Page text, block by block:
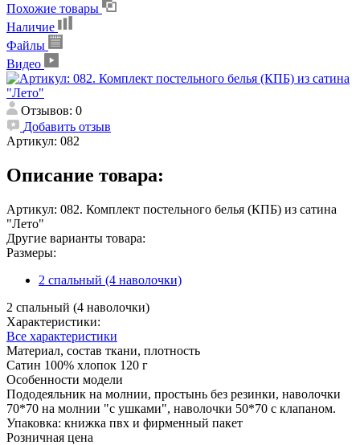
Похожие товары
Наличие
Файлы
Видео
Отзывов: 0
Добавить отзыв
Артикул: 082
Описание товара:
Артикул: 082. Комплект постельного белья (КПБ) из сатина
"Лето"
Другие варианты товара:
Размеры:
2 спальный (4 наволочки)
2 спальный (4 наволочки)
Характеристики:
Все характеристики
Материал, состав ткани, плотность
Сатин 100% хлопок 120 г
Особенности модели
Пододеяльник на молнии, простынь без резинки, наволочки
70*70 на молнии "с ушками", наволочки 50*70 с клапаном.
Упаковка: книжка пвх и фирменный пакет
Розничная цена